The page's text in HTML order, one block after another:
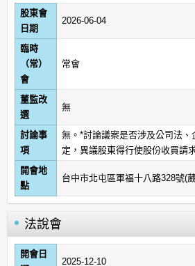
股東會
日期
2026-06-04
臨時
（常）
會
常會
董監改
選
無
討論事
項
無。*討論議案是否涉及公司法
定，異議股東得行使股份收買請
開會地
點
台中市北屯區軍福十八路328號(
法說會
開會日
2025-12-10